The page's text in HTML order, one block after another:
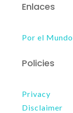
Enlaces
Por el Mundo
Policies
Privacy
Disclaimer